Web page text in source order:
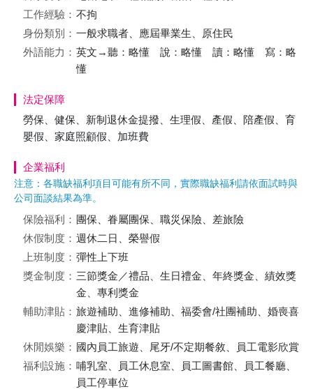
工作經驗： 不拘
身份類別： 一般求職者、應屆畢業生、原住民
外語能力： 英文→聽：略懂 說：略懂 讀：略懂 寫：略
懂
法定保障
勞保、健保、新制退休金提撥、生理假、產假、陪產假、育
嬰假、家庭照顧假、加班費
企業福利
注意：各職缺福利項目可能有所不同，實際職缺福利請依面試時與
公司面談結果為準。
保險福利： 團保、眷屬團保、職災保險、差旅險
休假制度： 週休二日、榮譽假
上班制度： 彈性上下班
獎金制度： 三節獎金／禮品、生日禮金、年終獎金、績效獎
金、專利獎金
輔助津貼： 旅遊補助、進修補助、福委會/社團補助、婚喪喜
慶津貼、生育津貼
休閒娛樂： 國內員工旅遊、尾牙/不定期餐敘、員工電影欣賞
福利設施： 哺乳室、員工休息室、員工圖書館、員工餐廳、
員工停車位